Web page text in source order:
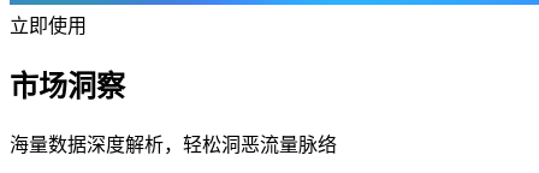
立即使用
市场洞察
海量数据深度解析，轻松洞恶流量脉络